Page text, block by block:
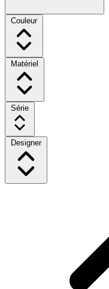
Couleur
Matériel
Série
Designer